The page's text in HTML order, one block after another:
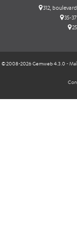
312,
35-
© 2008-2026 Gemweb 4.3.0 -